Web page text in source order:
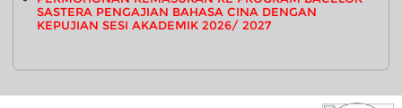
SASTERA PENGAJIAN BAHASA CINA DENGAN
KEPUJIAN SESI AKADEMIK 2026/ 2027